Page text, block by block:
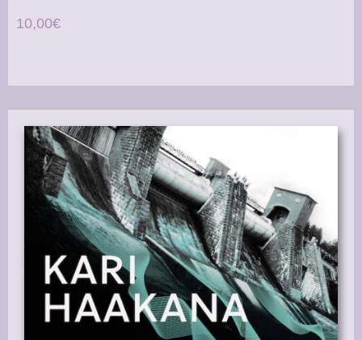
10,00€